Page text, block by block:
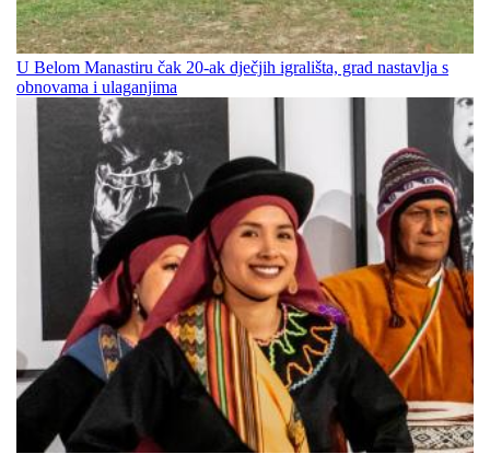
U Belom Manastiru čak 20-ak dječjih igrališta, grad nastavlja s
obnovama i ulaganjima